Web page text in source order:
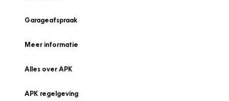
Garageafspraak
Meer informatie
Alles over APK
APK regelgeving